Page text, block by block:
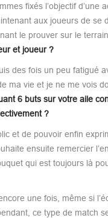
fixés l’objectif d’une
aux joueurs de se
le prouver sur le
et joueur ?
des fois un peu fatigué
ma vie et je ne me vois
6 buts sur votre aile
?
et de pouvoir enfin
ensuite remercier
qui est toujours là
une fois, même si
ce type de match